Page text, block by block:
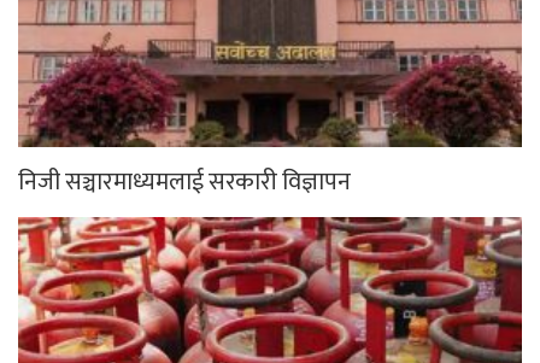
निजी सञ्चारमाध्यमलाई सरकारी विज्ञापन